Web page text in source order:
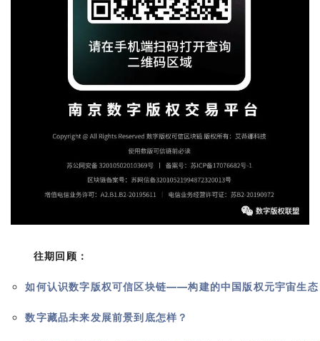
往期回顾：
如何认识数字版权可信区块链——构建的中国版权元宇宙生态
数字藏品未来发展前景到底怎样？